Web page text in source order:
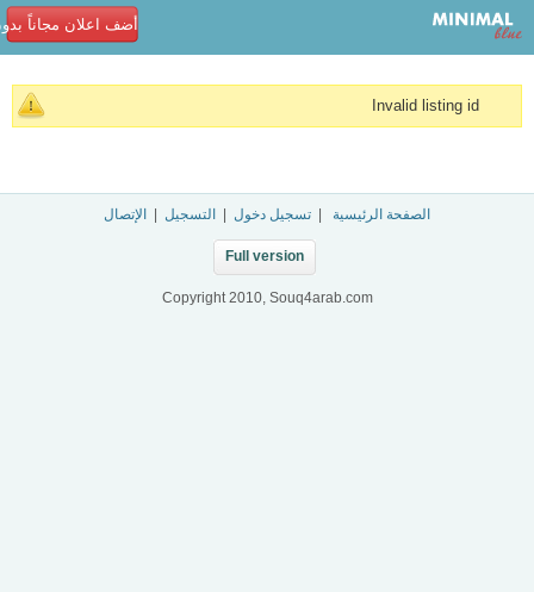
أضف اعلان مجاناً
Invalid listing id
الصفحة الرئيسية تسجيل دخول التسجيل الإتصال
Full version
Copyright 2010, Souq4arab.com